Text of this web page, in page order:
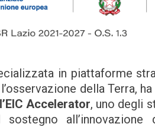
in piattaforme
della Terra,
Accelerator, uno degli